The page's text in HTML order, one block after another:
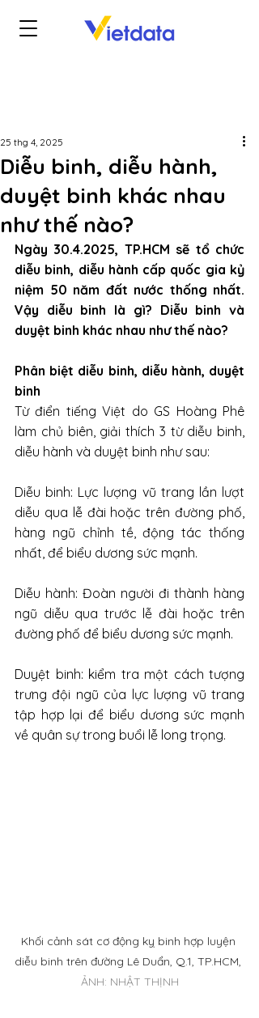
Diễu binh, diễu hành,
duyệt binh khác nhau
như thế nào?
25 thg 4, 2025
Ngày 30.4.2025, TP.HCM sẽ tổ chức
diễu binh, diễu hành cấp quốc gia kỷ
niệm 50 năm đất nước thống nhất.
Vậy diễu binh là gì? Diễu binh và
duyệt binh khác nhau như thế nào?
Phân biệt diễu binh, diễu hành, duyệt
binh
Từ điển tiếng Việt do GS Hoàng Phê
làm chủ biên, giải thích 3 từ diễu binh,
diễu hành và duyệt binh như sau:
Diễu binh: Lực lượng vũ trang lần lượt
diễu qua lễ đài hoặc trên đường phố,
hàng ngũ chỉnh tề, động tác thống
nhất, để biểu dương sức mạnh.
Diễu hành: Đoàn người đi thành hàng
ngũ diễu qua trước lễ đài hoặc trên
đường phố để biểu dương sức mạnh.
Duyệt binh: kiểm tra một cách tượng
trưng đội ngũ của lực lượng vũ trang
tập hợp lại để biểu dương sức mạnh
về quân sự trong buổi lễ long trọng.
Khối cảnh sát cơ động kỵ binh hợp luyện
diễu binh trên đường Lê Duẩn, Q.1, TP.HCM,
ẢNH: NHẬT THỊNH